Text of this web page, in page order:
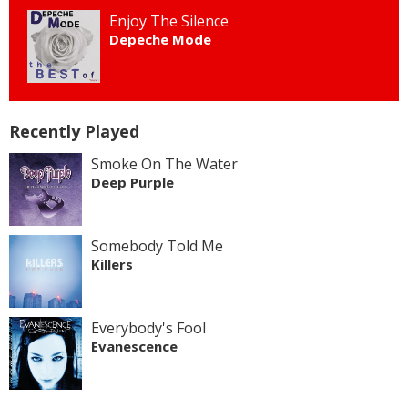
Enjoy The Silence
Depeche Mode
Recently Played
Smoke On The Water
Deep Purple
Somebody Told Me
Killers
Everybody's Fool
Evanescence